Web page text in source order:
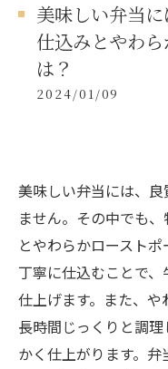
美味しい弁当
仕込みとやわ
は？
2024/01/09
美味しい弁当には、
ません。その中でも
とやわらかロースト
丁寧に仕込むことで
仕上げます。また、
長時間じっくりと調
かく仕上がります。